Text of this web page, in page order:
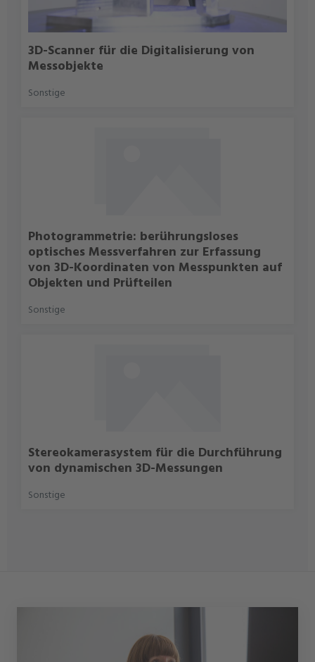
3D-Scanner für die Digitalisierung von
Messobjekte
Sonstige
Photogrammetrie: berührungsloses
optisches Messverfahren zur Erfassung
von 3D-Koordinaten von Messpunkten auf
Objekten und Prüfteilen
Sonstige
Stereokamerasystem für die Durchführung
von dynamischen 3D-Messungen
Sonstige